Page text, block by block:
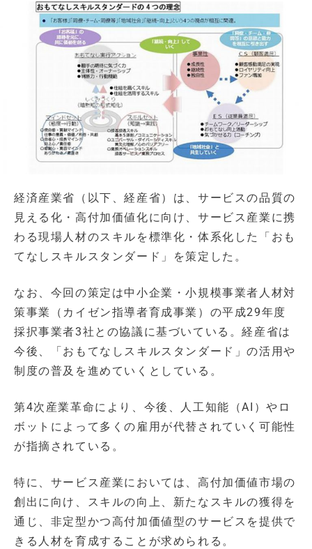
経済産業省（以下、経産省）は、サービスの品質の
見える化・高付加価値化に向け、サービス産業に携
わる現場人材のスキルを標準化・体系化した「おも
てなしスキルスタンダード」を策定した。
なお、今回の策定は中小企業・小規模事業者人材対
策事業（カイゼン指導者育成事業）の平成29年度
採択事業者3社との協議に基づいている。経産省は
今後、「おもてなしスキルスタンダード」の活用や
制度の普及を進めていくとしている。
第4次産業革命により、今後、人工知能（AI）やロ
ボットによって多くの雇用が代替されていく可能性
が指摘されている。
特に、サービス産業においては、高付加価値市場の
創出に向け、スキルの向上、新たなスキルの獲得を
通じ、非定型かつ高付加価値型のサービスを提供で
きる人材を育成することが求められる。